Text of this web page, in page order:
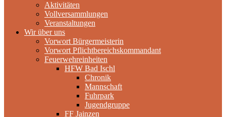
Aktivitäten
Vollversammlungen
Veranstaltungen
Wir über uns
Vorwort Bürgermeisterin
Vorwort Pflichtbereichskommandant
Feuerwehreinheiten
HFW Bad Ischl
Chronik
Mannschaft
Fuhrpark
Jugendgruppe
FF Jainzen